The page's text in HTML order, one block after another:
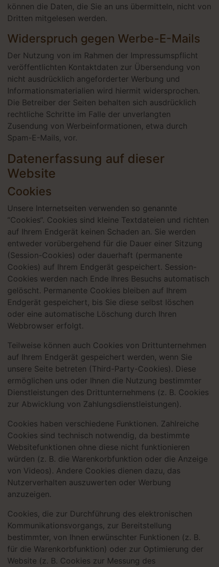
können die Daten, die Sie an uns übermitteln, nicht von
Dritten mitgelesen werden.
Widerspruch gegen Werbe-E-Mails
Der Nutzung von im Rahmen der Impressumspflicht
veröffentlichten Kontaktdaten zur Übersendung von
nicht ausdrücklich angeforderter Werbung und
Informationsmaterialien wird hiermit widersprochen.
Die Betreiber der Seiten behalten sich ausdrücklich
rechtliche Schritte im Falle der unverlangten
Zusendung von Werbeinformationen, etwa durch
Spam-E-Mails, vor.
Datenerfassung auf dieser
Website
Cookies
Unsere Internetseiten verwenden so genannte
“Cookies“. Cookies sind kleine Textdateien und richten
auf Ihrem Endgerät keinen Schaden an. Sie werden
entweder vorübergehend für die Dauer einer Sitzung
(Session-Cookies) oder dauerhaft (permanente
Cookies) auf Ihrem Endgerät gespeichert. Session-
Cookies werden nach Ende Ihres Besuchs automatisch
gelöscht. Permanente Cookies bleiben auf Ihrem
Endgerät gespeichert, bis Sie diese selbst löschen
oder eine automatische Löschung durch Ihren
Webbrowser erfolgt.
Teilweise können auch Cookies von Drittunternehmen
auf Ihrem Endgerät gespeichert werden, wenn Sie
unsere Seite betreten (Third-Party-Cookies). Diese
ermöglichen uns oder Ihnen die Nutzung bestimmter
Dienstleistungen des Drittunternehmens (z. B. Cookies
zur Abwicklung von Zahlungsdienstleistungen).
Cookies haben verschiedene Funktionen. Zahlreiche
Cookies sind technisch notwendig, da bestimmte
Websitefunktionen ohne diese nicht funktionieren
würden (z. B. die Warenkorbfunktion oder die Anzeige
von Videos). Andere Cookies dienen dazu, das
Nutzerverhalten auszuwerten oder Werbung
anzuzeigen.
Cookies, die zur Durchführung des elektronischen
Kommunikationsvorgangs, zur Bereitstellung
bestimmter, von Ihnen erwünschter Funktionen (z. B.
für die Warenkorbfunktion) oder zur Optimierung der
Website (z. B. Cookies zur Messung des